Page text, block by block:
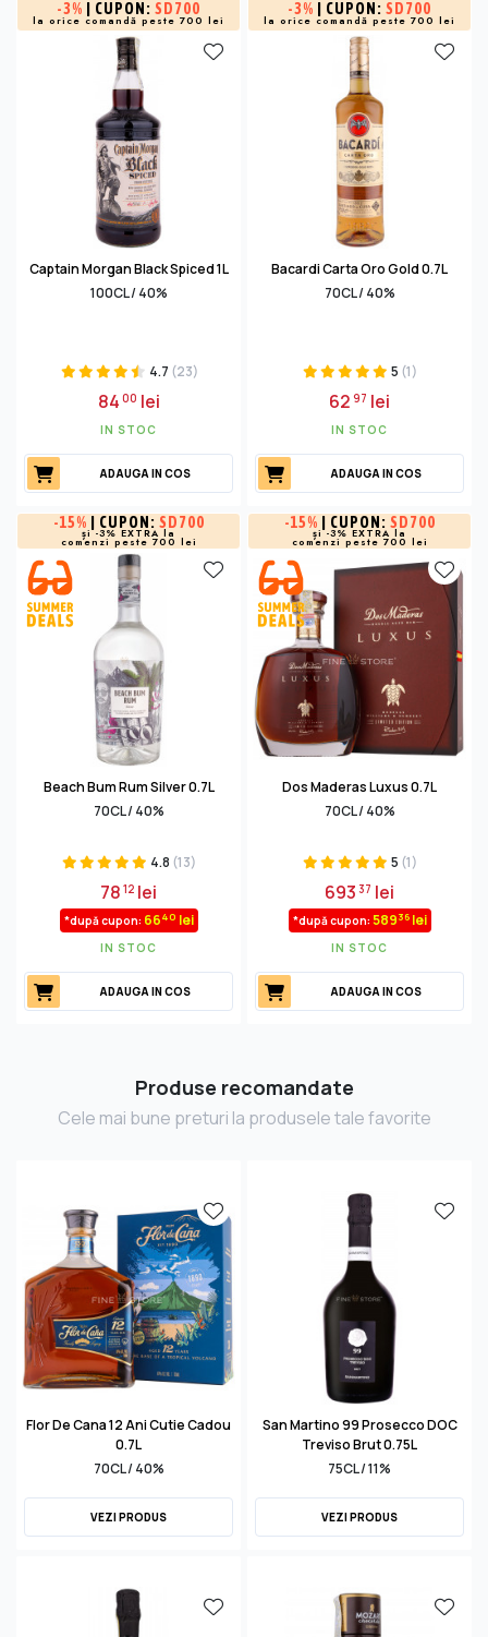
-3% | CUPON: SD700
la orice comandă peste 700 lei
Captain Morgan Black Spiced 1L
100CL / 40%
4.7 (23)
8400 lei
IN STOC
ADAUGA IN COS
-3% | CUPON: SD700
la orice comandă peste 700 lei
Bacardi Carta Oro Gold 0.7L
70CL / 40%
5 (1)
6297 lei
IN STOC
ADAUGA IN COS
-15% | CUPON: SD700
și -3% EXTRA la
comenzi peste 700 lei
Beach Bum Rum Silver 0.7L
70CL / 40%
4.8 (13)
7812 lei
*după cupon: 6640 lei
IN STOC
ADAUGA IN COS
-15% | CUPON: SD700
și -3% EXTRA la
comenzi peste 700 lei
Dos Maderas Luxus 0.7L
70CL / 40%
5 (1)
693 37 lei
*după cupon: 58936lei
IN STOC
ADAUGA IN COS
Produse recomandate
Cele mai bune preturi la produsele tale favorite
Flor De Cana 12 Ani Cutie Cadou
0.7L
70CL / 40%
VEZI PRODUS
San Martino 99 Prosecco DOC
Treviso Brut 0.75L
75CL / 11%
VEZI PRODUS